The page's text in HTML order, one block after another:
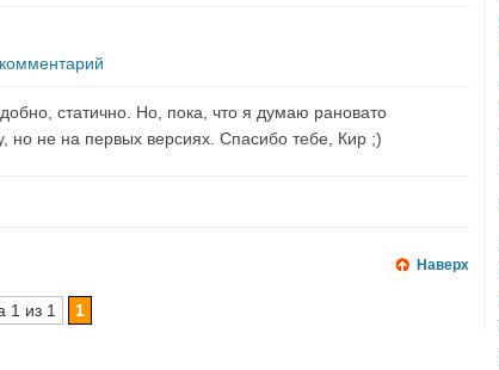
статично. Но, пока, что я думаю рановато
не на первых версиях. Спасибо тебе, Кир ;)
Наверх
1 из 1 1